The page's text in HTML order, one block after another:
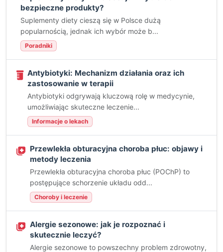
bezpieczne produkty?
Suplementy diety cieszą się w Polsce dużą
popularnością, jednak ich wybór może b...
Poradniki
Antybiotyki: Mechanizm działania oraz ich
zastosowanie w terapii
Antybiotyki odgrywają kluczową rolę w medycynie,
umożliwiając skuteczne leczenie...
Informacje o lekach
Przewlekła obturacyjna choroba płuc: objawy i
metody leczenia
Przewlekła obturacyjna choroba płuc (POChP) to
postępujące schorzenie układu odd...
Choroby i leczenie
Alergie sezonowe: jak je rozpoznać i
skutecznie leczyć?
Alergie sezonowe to powszechny problem zdrowotny,